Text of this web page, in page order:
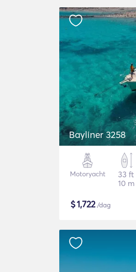
Bayliner 3258
Motoryacht
33 ft
10 m
$1,722/dag